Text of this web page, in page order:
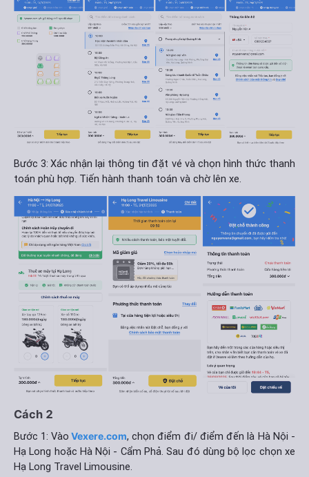
Bước 3: Xác nhận lại thông tin đặt vé và chọn hình thức thanh
toán phù hợp. Tiến hành thanh toán và chờ lên xe.
Cách 2
Bước 1: Vào Vexere.com, chọn điểm đi/ điểm đến là Hà Nội -
Hạ Long hoặc Hà Nội - Cẩm Phả. Sau đó dùng bộ lọc chọn xe
Hạ Long Travel Limousine.